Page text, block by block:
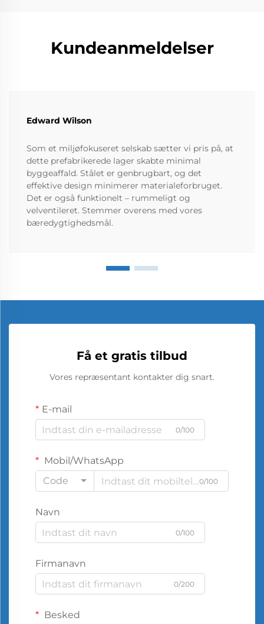
Kundeanmeldelser
Edward Wilson
Som et miljøfokuseret selskab sætter vi pris på, at
dette prefabrikerede lager skabte minimal
byggeaffald. Stålet er genbrugbart, og det
effektive design minimerer materialeforbruget.
Det er også funktionelt – rummeligt og
velventileret. Stemmer overens med vores
bæredygtighedsmål.
Få et gratis tilbud
Vores repræsentant kontakter dig snart.
E-mail
0/100
Mobil/WhatsApp
Code
0/100
Navn
0/100
Firmanavn
0/200
Besked